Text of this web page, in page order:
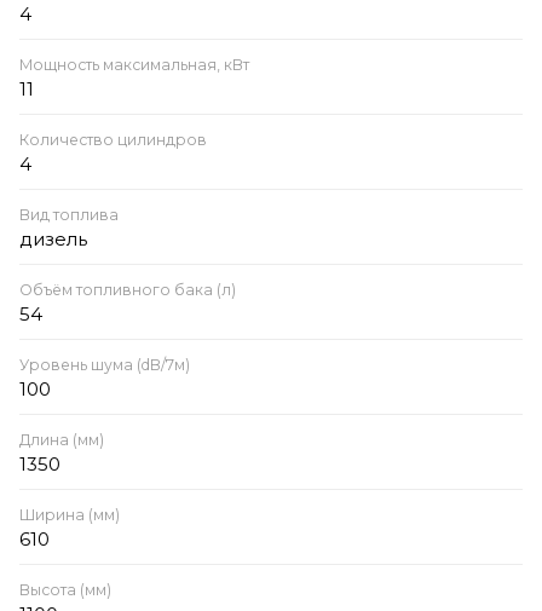
4
Мощность максимальная, кВт
11
Количество цилиндров
4
Вид топлива
дизель
Объём топливного бака (л)
54
Уровень шума (dB/7м)
100
Длина (мм)
1350
Ширина (мм)
610
Высота (мм)